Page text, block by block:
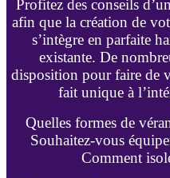
Profitez des conseils
afin que la création de
s’intègre en parfaite
existante. De
disposition pour faire de
fait unique à
Quelles formes de
Souhaitez-vous
Comment